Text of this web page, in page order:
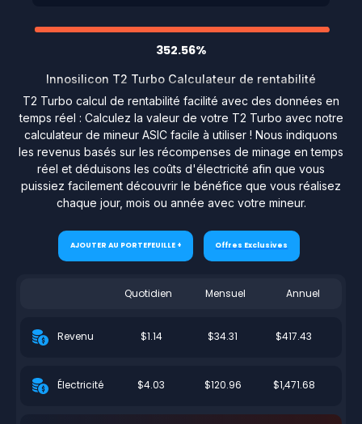
352.56%
Innosilicon T2 Turbo Calculateur de rentabilité
T2 Turbo calcul de rentabilité facilité avec des données en
temps réel : Calculez la valeur de votre T2 Turbo avec notre
calculateur de mineur ASIC facile à utiliser ! Nous indiquons
les revenus basés sur les récompenses de minage en temps
réel et déduisons les coûts d'électricité afin que vous
puissiez facilement découvrir le bénéfice que vous réalisez
chaque jour, mois ou année avec votre mineur.
AJOUTER AU PORTEFEUILLE + Offres Exclusives
Quotidien Mensuel Annuel
Revenu $1.14 $34.31 $417.43
Électricité $4.03 $120.96 $1,471.68